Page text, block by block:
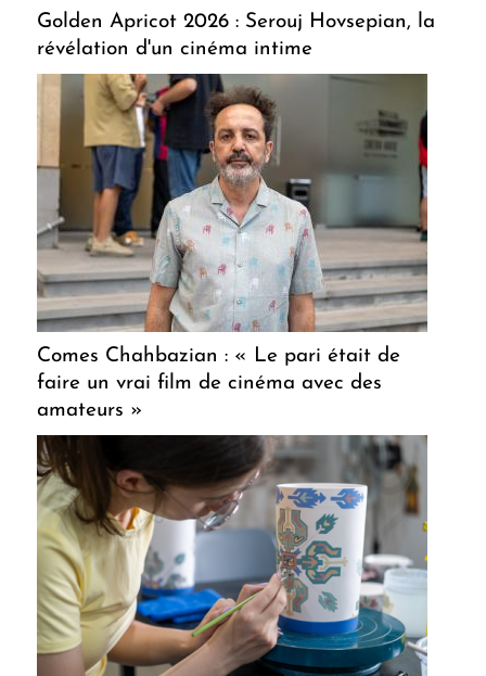
Golden Apricot 2026 : Serouj Hovsepian, la
révélation d'un cinéma intime
Comes Chahbazian : « Le pari était de
faire un vrai film de cinéma avec des
amateurs »